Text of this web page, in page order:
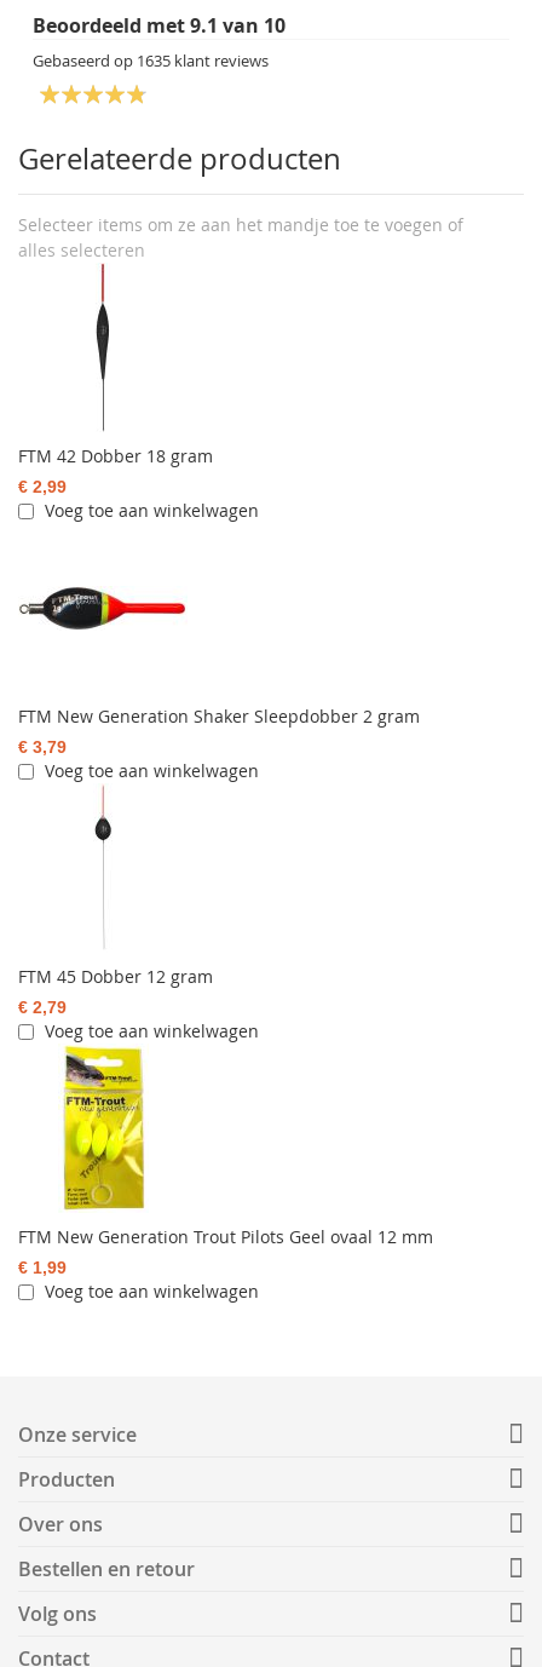
Beoordeeld met9.1 van 10
Gebaseerd op 1635 klant reviews
Gerelateerde producten
Selecteer items om ze aan het mandje toe te voegen of
alles selecteren
FTM 42 Dobber 18 gram
€ 2,99
Voeg toe aan winkelwagen
FTM New Generation Shaker Sleepdobber 2 gram
€ 3,79
Voeg toe aan winkelwagen
FTM 45 Dobber 12 gram
€ 2,79
Voeg toe aan winkelwagen
FTM New Generation Trout Pilots Geel ovaal 12 mm
€ 1,99
Voeg toe aan winkelwagen
Onze service
Producten
Over ons
Bestellen en retour
Volg ons
Contact